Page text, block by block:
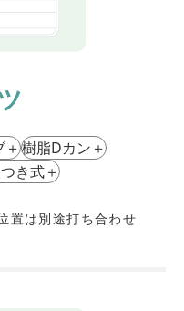
＋樹脂Dカン ＋
き式＋
置は別途打ち合わせ